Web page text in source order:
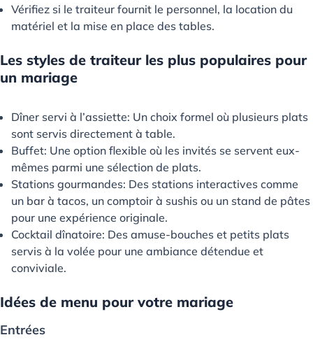
Vérifiez si le traiteur fournit le personnel, la location du
matériel et la mise en place des tables.
Les styles de traiteur les plus populaires pour
un mariage
Dîner servi à l’assiette: Un choix formel où plusieurs plats
sont servis directement à table.
Buffet: Une option flexible où les invités se servent eux-
mêmes parmi une sélection de plats.
Stations gourmandes: Des stations interactives comme
un bar à tacos, un comptoir à sushis ou un stand de pâtes
pour une expérience originale.
Cocktail dînatoire: Des amuse-bouches et petits plats
servis à la volée pour une ambiance détendue et
conviviale.
Idées de menu pour votre mariage
Entrées